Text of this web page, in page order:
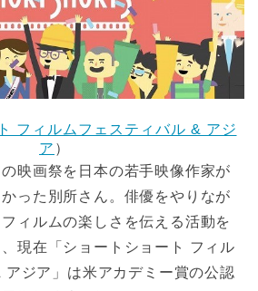
フィルムフェスティバル & アジ
ア ）
映画祭を日本の若手映像作家が
った別所さん。俳優をやりなが
ィルムの楽しさを伝える活動を
現在「ショートショート フィル
アジア」は米アカデミー賞の公認